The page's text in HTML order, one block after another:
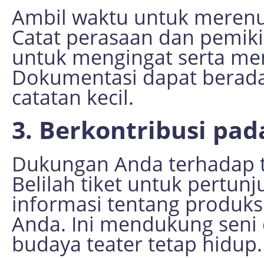
Ambil waktu untuk
Catat perasaan dan
untuk mengingat serta
Dokumentasi dapat
catatan kecil.
3. Berkontribusi
Dukungan Anda
Belilah tiket untuk
informasi tentang
Anda. Ini mendukung
budaya teater tetap hidup.